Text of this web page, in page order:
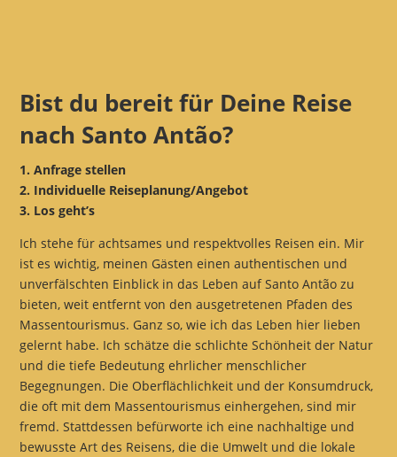
Bist du bereit für Deine Reise
nach Santo Antão?
1. Anfrage stellen
2. Individuelle Reiseplanung/Angebot
3. Los geht’s
Ich stehe für achtsames und respektvolles Reisen ein. Mir
ist es wichtig, meinen Gästen einen authentischen und
unverfälschten Einblick in das Leben auf Santo Antão zu
bieten, weit entfernt von den ausgetretenen Pfaden des
Massentourismus. Ganz so, wie ich das Leben hier lieben
gelernt habe. Ich schätze die schlichte Schönheit der Natur
und die tiefe Bedeutung ehrlicher menschlicher
Begegnungen. Die Oberflächlichkeit und der Konsumdruck,
die oft mit dem Massentourismus einhergehen, sind mir
fremd. Stattdessen befürworte ich eine nachhaltige und
bewusste Art des Reisens, die die Umwelt und die lokale